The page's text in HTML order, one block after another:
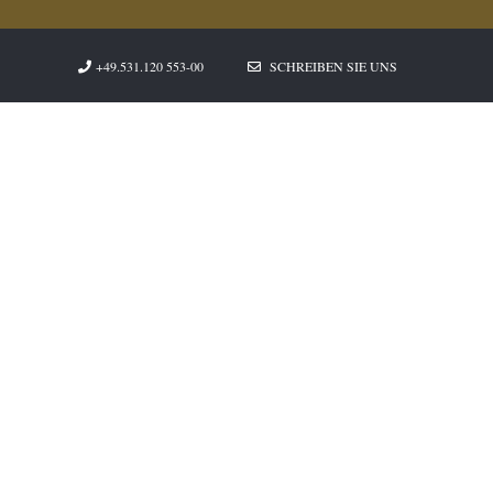
+49.531.120 553-00 SCHREIBEN SIE UNS